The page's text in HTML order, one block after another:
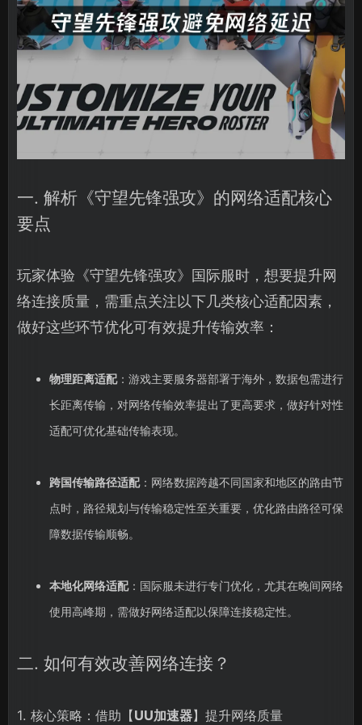
一. 解析《守望先锋强攻》的网络适配核心
要点
玩家体验《守望先锋强攻》国际服时，想要提升网
络连接质量，需重点关注以下几类核心适配因素，
做好这些环节优化可有效提升传输效率：
物理距离适配：游戏主要服务器部署于海外，数据包需进行
长距离传输，对网络传输效率提出了更高要求，做好针对性
适配可优化基础传输表现。
跨国传输路径适配：网络数据跨越不同国家和地区的路由节
点时，路径规划与传输稳定性至关重要，优化路由路径可保
障数据传输顺畅。
本地化网络适配：国际服未进行专门优化，尤其在晚间网络
使用高峰期，需做好网络适配以保障连接稳定性。
二. 如何有效改善网络连接？
1. 核心策略：借助【UU加速器】提升网络质量